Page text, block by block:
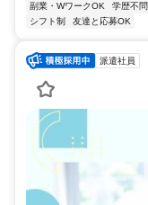
副業・WワークOK 学歴不問
シフト制
友達と応募OK
派遣社員